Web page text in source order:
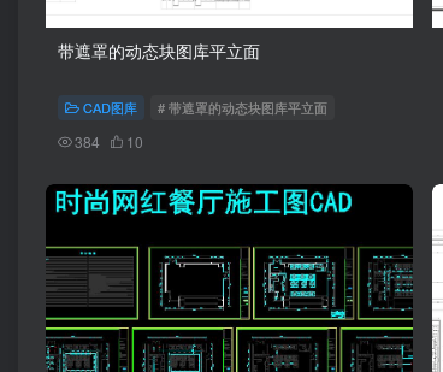
带遮罩的动态块图库平立面
CAD图库 # 带遮罩的动态块图库平立面
384 10